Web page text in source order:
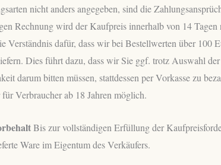
nicht anders angegeben, sind die
Rechnung wird der Kaufpreis innerhalb von 14
Verständnis dafür, dass wir bei Bestellwerten über 100
Dies führt dazu, dass wir Sie ggf. trotz Auswahl
darum bitten müssen, stattdessen per Vorkasse zu
Verbraucher ab 18 Jahren möglich.
Bis zur vollständigen Erfüllung der
Ware im Eigentum des Verkäufers.